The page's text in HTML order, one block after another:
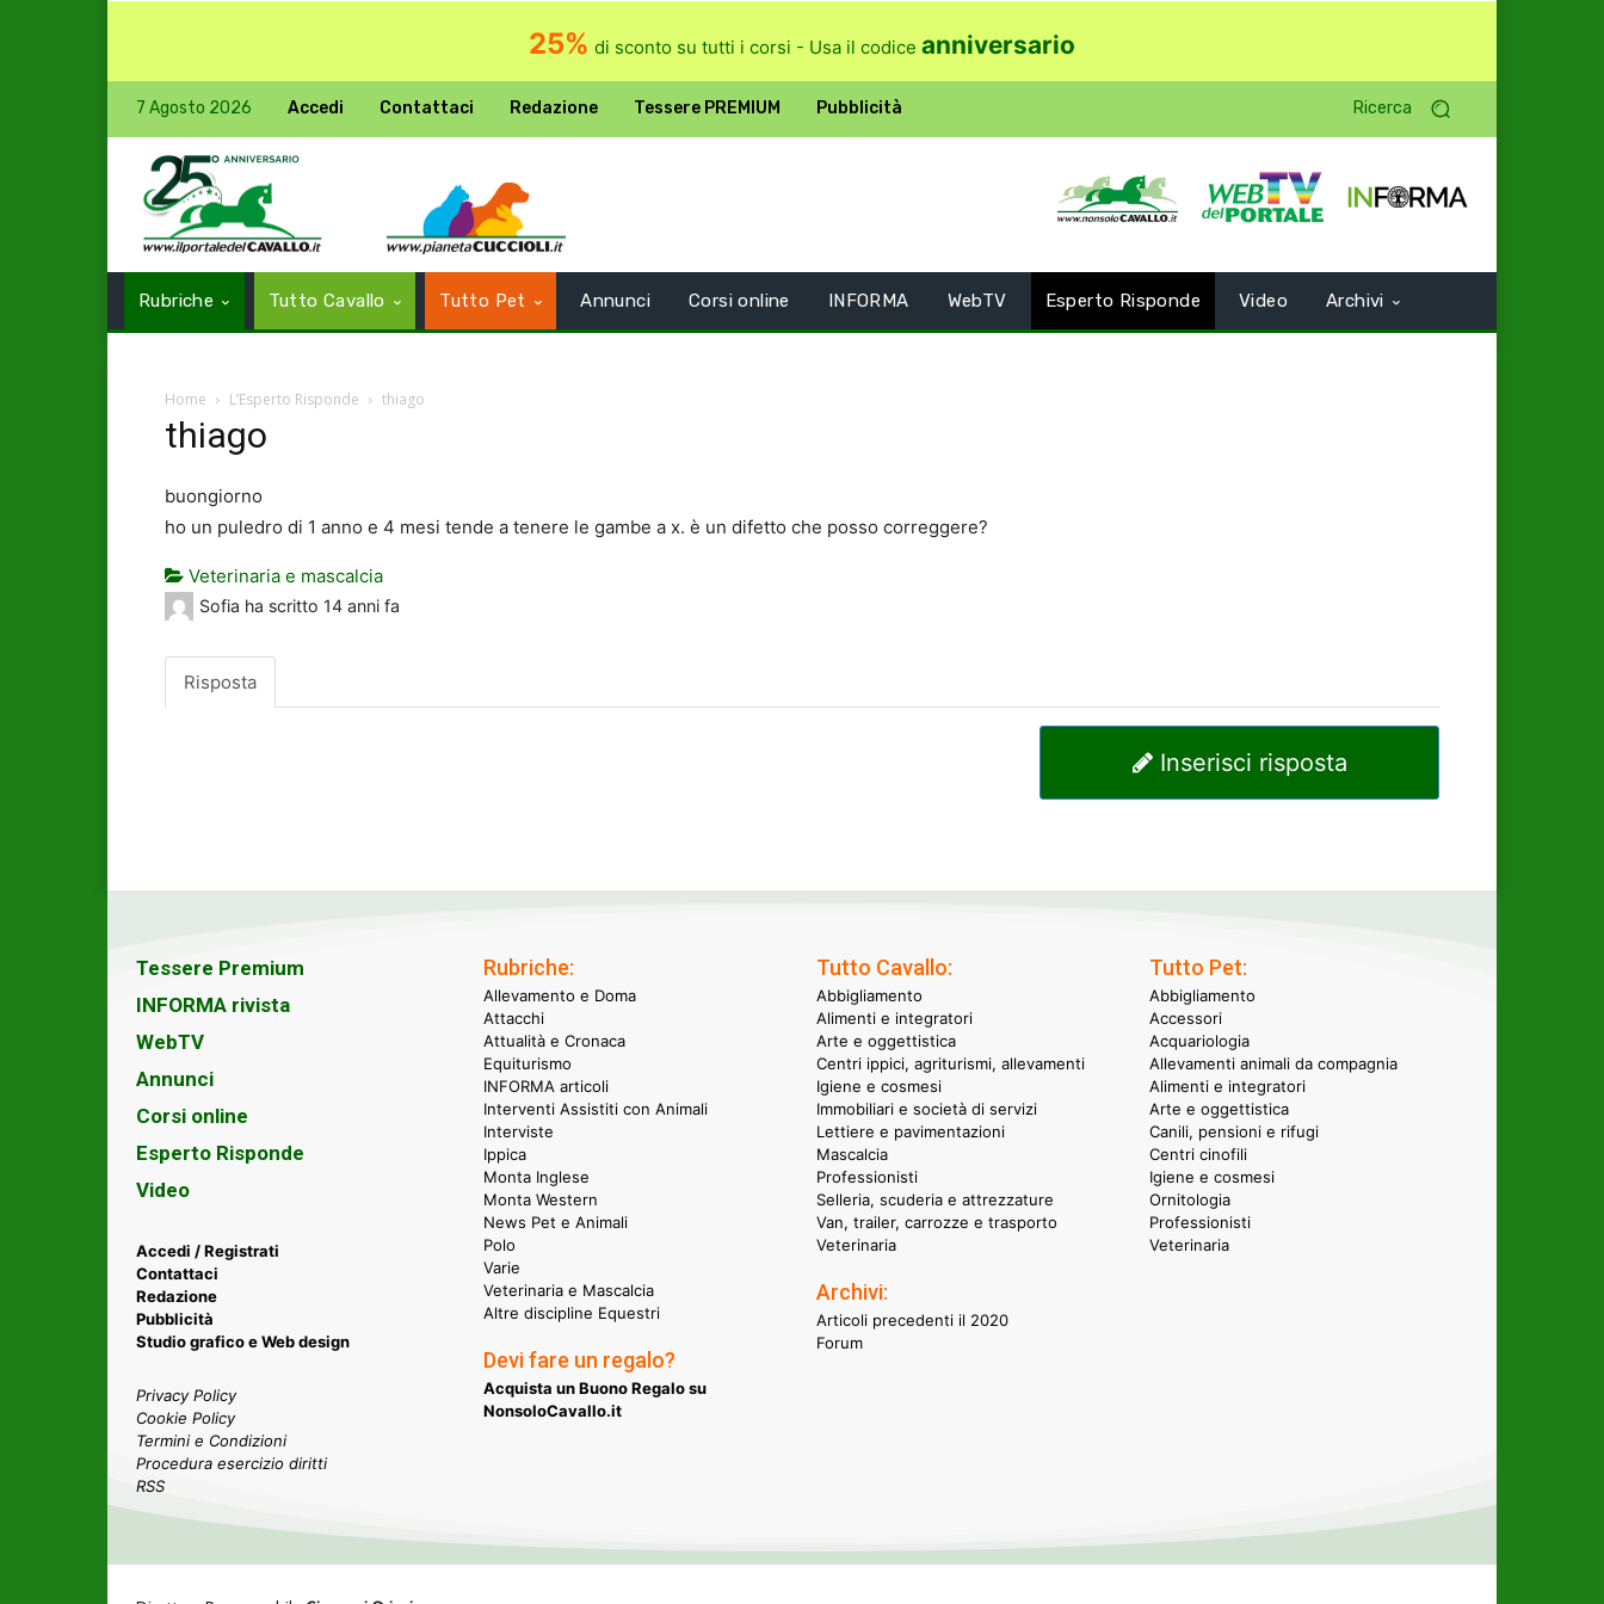
25% di sconto su tutti i corsi - Usa il codice anniversario
7 Agosto 2026 Accedi Contattaci Redazione Tessere PREMIUM Pubblicità Ricerca
Rubriche Tutto Cavallo Tutto Pet Annunci Corsi online INFORMA WebTV Esperto Risponde Video Archivi
Home L’Esperto Risponde thiago
thiago
buongiorno
ho un puledro di 1 anno e 4 mesi tende a tenere le gambe a x. è un difetto che posso correggere?
Veterinaria e mascalcia
Sofia ha scritto 14 anni fa
Risposta
Inserisci risposta
Tessere Premium
INFORMA rivista
WebTV
Annunci
Corsi online
Esperto Risponde
Video
Accedi / Registrati
Contattaci
Redazione
Pubblicità
Studio grafico e Web design
Privacy Policy
Cookie Policy
Termini e Condizioni
Procedura esercizio diritti
RSS
Rubriche:
Allevamento e Doma
Attacchi
Attualità e Cronaca
Equiturismo
INFORMA articoli
Interventi Assistiti con Animali
Interviste
Ippica
Monta Inglese
Monta Western
News Pet e Animali
Polo
Varie
Veterinaria e Mascalcia
Altre discipline Equestri
Devi fare un regalo?
Acquista un Buono Regalo su
NonsoloCavallo.it
Tutto Cavallo:
Abbigliamento
Alimenti e integratori
Arte e oggettistica
Centri ippici, agriturismi, allevamenti
Igiene e cosmesi
Immobiliari e società di servizi
Lettiere e pavimentazioni
Mascalcia
Professionisti
Selleria, scuderia e attrezzature
Van, trailer, carrozze e trasporto
Veterinaria
Archivi:
Articoli precedenti il 2020
Forum
Tutto Pet:
Abbigliamento
Accessori
Acquariologia
Allevamenti animali da compagnia
Alimenti e integratori
Arte e oggettistica
Canili, pensioni e rifugi
Centri cinofili
Igiene e cosmesi
Ornitologia
Professionisti
Veterinaria